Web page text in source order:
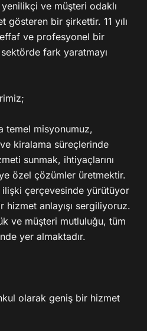
ve müşteri odaklı
gösteren bir şirkettir. 11 yılı
ve profesyonel bir
fark yaratmayı
temel misyonumuz,
kiralama süreçlerinde
sunmak, ihtiyaçlarını
özel çözümler üretmektir.
çerçevesinde yürütüyor
hizmet anlayışı sergiliyoruz.
ve müşteri mutluluğu, tüm
yer almaktadır.
olarak geniş bir hizmet